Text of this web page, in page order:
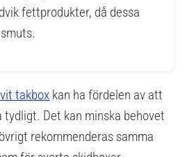
fettprodukter, då dessa
takbox kan ha fördelen av att
tydligt. Det kan minska behovet
rekommenderas samma